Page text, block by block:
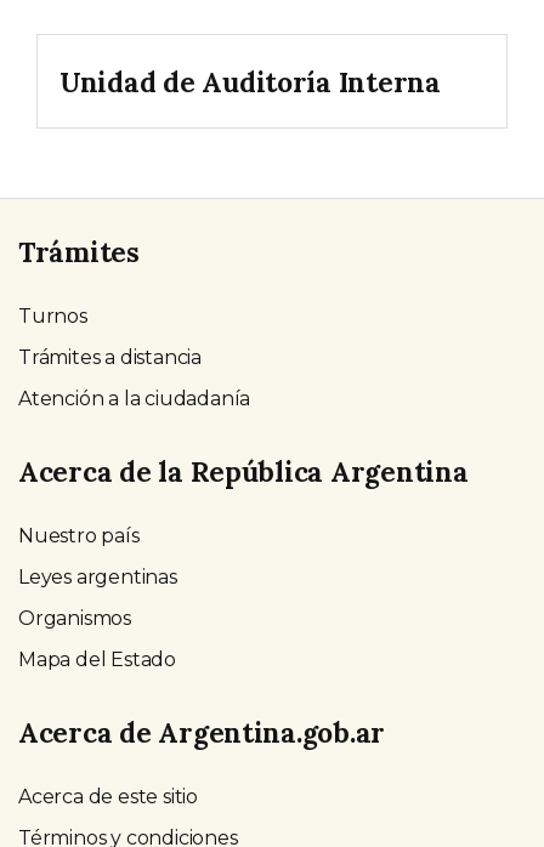
Unidad de Auditoría Interna
Trámites
Turnos
Trámites a distancia
Atención a la ciudadanía
Acerca de la República Argentina
Nuestro país
Leyes argentinas
Organismos
Mapa del Estado
Acerca de Argentina.gob.ar
Acerca de este sitio
Términos y condiciones